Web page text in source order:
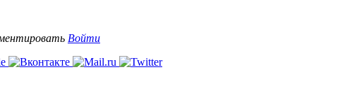
Войти